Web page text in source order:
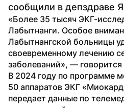
сообщили в депздраве
«Более 35 тысяч ЭКГ-
Лабытнанги. Особое
Лабытнангской больницы
своевременному лечению
заболеваний», —
В 2024 году по программе
50 аппаратов ЭКГ
передает данные по